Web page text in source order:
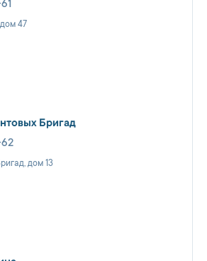
47
Бригад
дом 13